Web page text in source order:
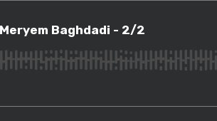
Baghdadi - 2/2
Baghdadi - 2/2